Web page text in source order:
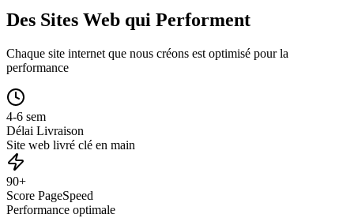
Des Sites Web qui Performent
Chaque site internet que nous créons est optimisé pour la
performance
4-6 sem
Délai Livraison
Site web livré clé en main
90+
Score PageSpeed
Performance optimale